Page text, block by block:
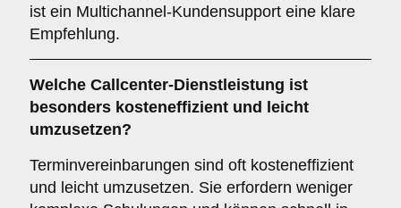
ist ein Multichannel-Kundensupport eine klare
Empfehlung.
Welche Callcenter-Dienstleistung ist
besonders kosteneffizient und leicht
umzusetzen?
Terminvereinbarungen sind oft kosteneffizient
und leicht umzusetzen. Sie erfordern weniger